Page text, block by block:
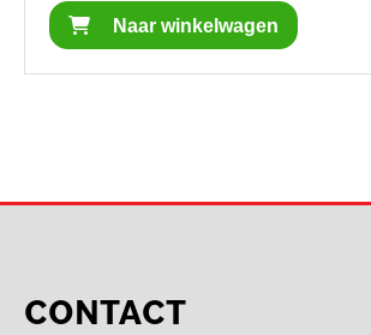
Naar winkelwagen
CONTACT